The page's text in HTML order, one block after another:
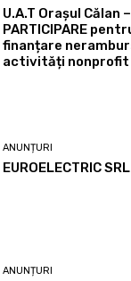
U.A.T Orașul Călan
PARTICIPARE
finanțare
activități nonprofit
ANUNȚURI
EUROELECTRIC
ANUNȚURI